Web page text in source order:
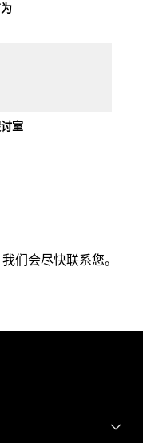
室
们会尽快联系您。